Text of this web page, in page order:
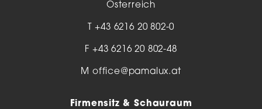
Österreich
T+43 6216 20 802-0
F +43 6216 20 802-48
M office@pamalux.at
Firmensitz & Schauraum